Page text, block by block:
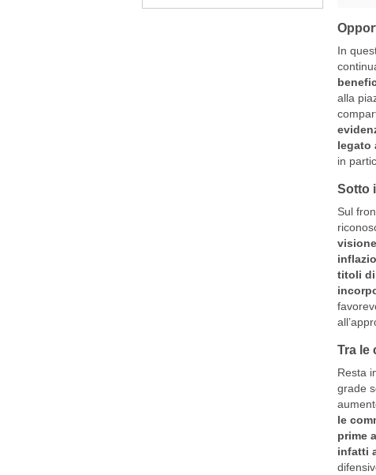
In
alla
legato
in
Sotto
Sul
titoli di
Tra le
Resta
grade
le
prime
infatti